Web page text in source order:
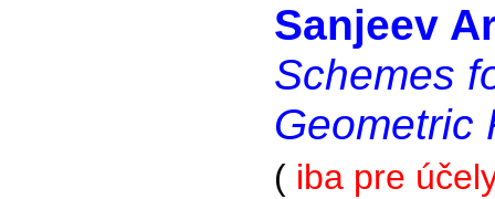
Sanjeev
Schemes
Geometric
( iba pre